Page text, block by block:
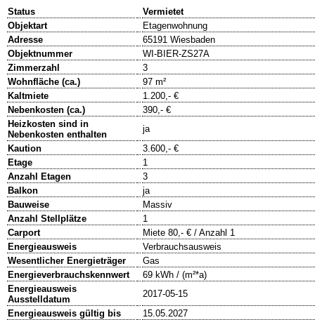
Status
Vermietet
Objektart
Etagenwohnung
Adresse
65191 Wiesbaden
Objektnummer
WI-BIER-ZS27A
Zimmerzahl
3
Wohnfläche (ca.)
97 m²
Kaltmiete
1.200,- €
Nebenkosten (ca.)
390,- €
Heizkosten sind in
Nebenkosten enthalten
ja
Kaution
3.600,- €
Etage
1
Anzahl Etagen
3
Balkon
ja
Bauweise
Massiv
Anzahl Stellplätze
1
Carport
Miete 80,- € / Anzahl 1
Energieausweis
Verbrauchsausweis
Wesentlicher Energieträger
Gas
Energieverbrauchskennwert
69 kWh / (m²*a)
Energieausweis
Ausstelldatum
2017-05-15
Energieausweis gültig bis
15.05.2027